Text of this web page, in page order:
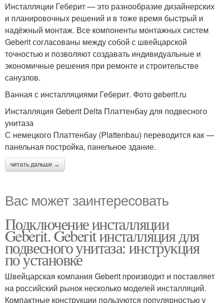
Инсталляции Геберит — это разнообразие дизайнерских
и планировочных решений и в тоже время быстрый и
надёжный монтаж. Все компоненты монтажных систем
Geberit согласованы между собой с швейцарской
точностью и позволяют создавать индивидуальные и
экономичные решения при ремонте и строительстве
санузлов.
Ванная с инсталляциями Геберит. Фото geberit.ru
Инсталляция Geberit Delta Платтенбау для подвесного
унитаза
С немецкого Платтенбау (Plattenbau) переводится как —
панельная постройка, панельное здание.
читать дальше →
Вас может заинтересовать
Подключение инсталляции
Geberit. Geberit инсталляция для
подвесного унитаза: инструкция
по установке
Швейцарская компания Geberit производит и поставляет
на российский рынок несколько моделей инсталляций.
Компактные конструкции пользуются популярностью у